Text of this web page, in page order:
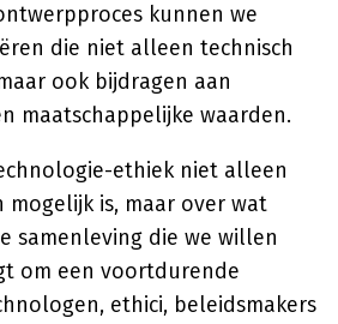
kunnen we
die niet alleen technisch
ook bijdragen aan
maatschappelijke waarden.
ethiek niet alleen
mogelijk is, maar over wat
samenleving die we willen
om een voortdurende
ethici, beleidsmakers